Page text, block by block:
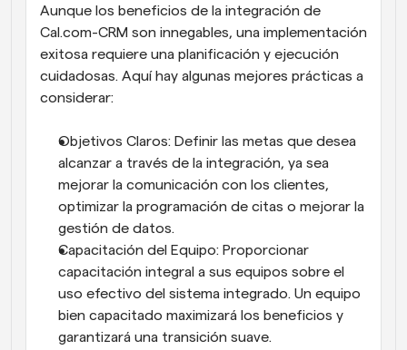
Aunque los beneficios de la integración de
Cal.com-CRM son innegables, una implementación
exitosa requiere una planificación y ejecución
cuidadosas. Aquí hay algunas mejores prácticas a
considerar:
Objetivos Claros: Definir las metas que desea
alcanzar a través de la integración, ya sea
mejorar la comunicación con los clientes,
optimizar la programación de citas o mejorar la
gestión de datos.
Capacitación del Equipo: Proporcionar
capacitación integral a sus equipos sobre el
uso efectivo del sistema integrado. Un equipo
bien capacitado maximizará los beneficios y
garantizará una transición suave.